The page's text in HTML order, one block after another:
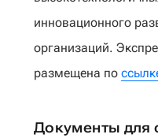
инновационного
организаций.
размещена по
Документы для